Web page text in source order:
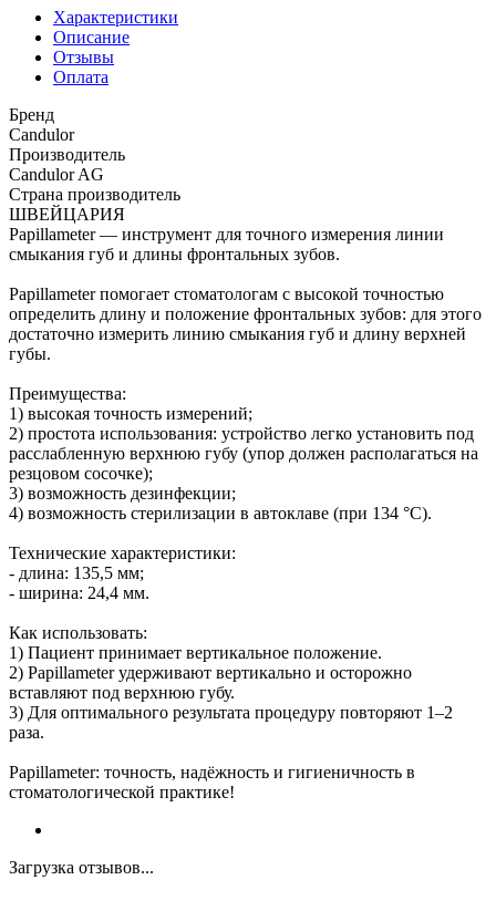
Характеристики
Описание
Отзывы
Оплата
Бренд
Candulor
Производитель
Candulor AG
Страна производитель
ШВЕЙЦАРИЯ
Papillameter — инструмент для точного измерения линии
смыкания губ и длины фронтальных зубов.
Papillameter помогает стоматологам с высокой точностью
определить длину и положение фронтальных зубов: для этого
достаточно измерить линию смыкания губ и длину верхней
губы.
Преимущества:
1) высокая точность измерений;
2) простота использования: устройство легко установить под
расслабленную верхнюю губу (упор должен располагаться на
резцовом сосочке);
3) возможность дезинфекции;
4) возможность стерилизации в автоклаве (при 134 °C).
Технические характеристики:
- длина: 135,5 мм;
- ширина: 24,4 мм.
Как использовать:
1) Пациент принимает вертикальное положение.
2) Papillameter удерживают вертикально и осторожно
вставляют под верхнюю губу.
3) Для оптимального результата процедуру повторяют 1–2
раза.
Papillameter: точность, надёжность и гигиеничность в
стоматологической практике!
Загрузка отзывов...